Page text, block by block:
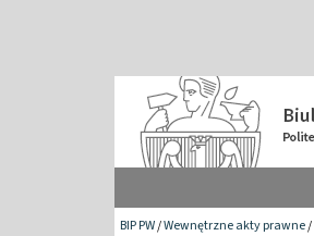
BIP PW/Wewnętrzne akty prawne/